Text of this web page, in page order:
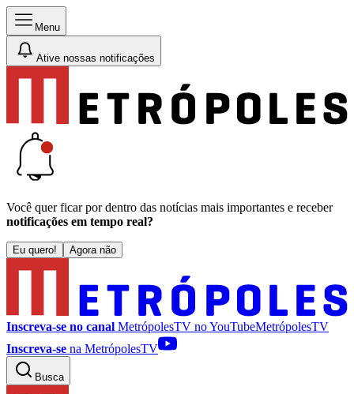
Menu
Ative nossas notificações
Você quer ficar por dentro das notícias mais importantes e receber
notificações em tempo real?
Eu quero! Agora não
Inscreva-se no canal MetrópolesTV noYouTubeMetrópolesTV
Inscreva-se na MetrópolesTV
Busca